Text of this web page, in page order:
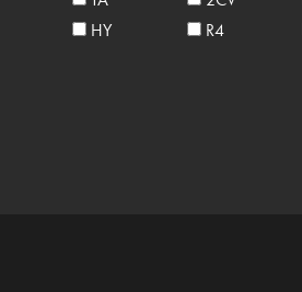
HY
R4